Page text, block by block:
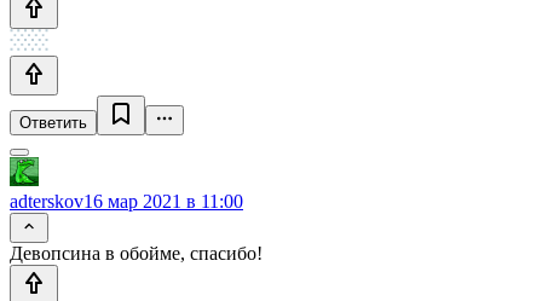
Ответить
adterskov16 мар 2021 в 11:00
Девопсина в обойме, спасибо!